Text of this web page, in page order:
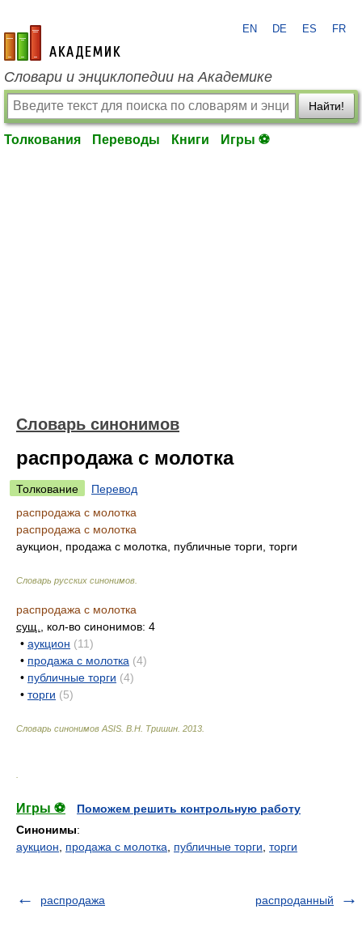
academic.ru
EN DE ES FR
Словари и энциклопедии на Академике
Найти!
Толкования Переводы Книги Игры ⚽
Словарь синонимов
распродажа с молотка
Толкование
Перевод
распродажа с молотка
распродажа с молотка
аукцион, продажа с молотка, публичные торги, торги
Словарь русских синонимов
распродажа с молотка
сущ.
, кол-во синонимов: 4
• аукцион (11)
• продажа с молотка (4)
• публичные торги (4)
• торги (5)
Словарь синонимов ASIS. В.Н. Тришин 2013
Игры ⚽
Поможем решить контрольную работу
Синонимы:
аукцион
продажа с молотка публичные торги торги
распродажа распроданный